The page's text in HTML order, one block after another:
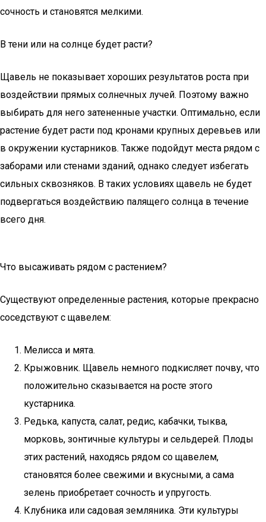
сочность и становятся мелкими.
В тени или на солнце будет расти?
Щавель не показывает хороших результатов роста при
воздействии прямых солнечных лучей. Поэтому важно
выбирать для него затененные участки. Оптимально, если
растение будет расти под кронами крупных деревьев или
в окружении кустарников. Также подойдут места рядом с
заборами или стенами зданий, однако следует избегать
сильных сквозняков. В таких условиях щавель не будет
подвергаться воздействию палящего солнца в течение
всего дня.
Что высаживать рядом с растением?
Существуют определенные растения, которые прекрасно
соседствуют с щавелем:
Мелисса и мята.
Крыжовник. Щавель немного подкисляет почву, что
положительно сказывается на росте этого
кустарника.
Редька, капуста, салат, редис, кабачки, тыква,
морковь, зонтичные культуры и сельдерей. Плоды
этих растений, находясь рядом со щавелем,
становятся более свежими и вкусными, а сама
зелень приобретает сочность и упругость.
Клубника или садовая земляника. Эти культуры